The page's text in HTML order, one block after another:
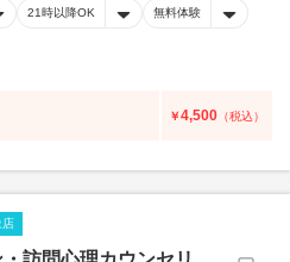
21時以降OK 無料体験
￥4,500 （税込）
店